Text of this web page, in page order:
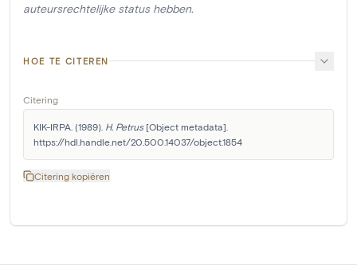
auteursrechtelijke status hebben.
HOE TE CITEREN
Citering
KIK-IRPA. (1989). H. Petrus [Object metadata].
https://hdl.handle.net/20.500.14037/object.1854
Citering kopiëren